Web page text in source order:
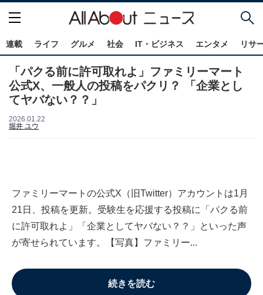
連載 ライフ グルメ 社会 IT・ビジネス エンタメ リサ
「パクる前に許可取れよ」ファミリーマート
公式X、一般人の投稿をパクリ？ 「企業とし
てヤバない？？」
2026.01.22
堀井 ユウ
ファミリーマートの公式X（旧Twitter）アカウントは1月
21日、投稿を更新。受験生を応援する投稿に「パクる前
に許可取れよ」「企業としてヤバない？？」といった声
が寄せられています。【写真】ファミリー...
続きを読む